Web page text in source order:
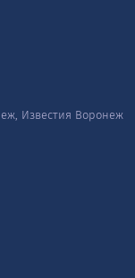
Известия Воронеж